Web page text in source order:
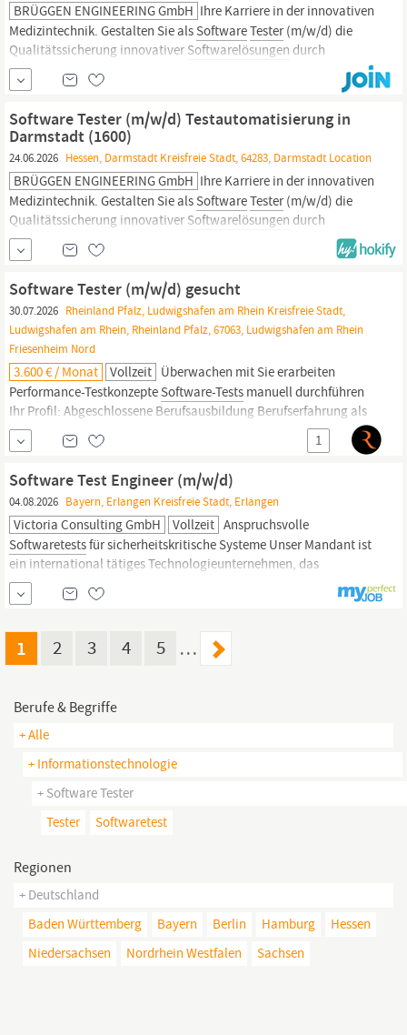
BRÜGGEN ENGINEERING GmbH Ihre Karriere in der innovativen
Medizintechnik. Gestalten Sie als SoftwareTester(m/w/d) die
Qualitätssicherung innovativer Softwarelösungen durch
automatisierte Tests. In dieser Position übernehmen Sie eine
zentrale Rolle in der Entwicklung und Qualitätssicherung von
Mit Ihrer...
Software Tester (m/w/d) Testautomatisierung in
Darmstadt (1600)
24.06.2026 Hessen, Darmstadt Kreisfreie Stadt, 64283, Darmstadt Location
BRÜGGEN ENGINEERING GmbH Ihre Karriere in der innovativen
Medizintechnik. Gestalten Sie als SoftwareTester(m/w/d) die
Qualitätssicherung innovativer Softwarelösungen durch
automatisierte Tests. In dieser Position übernehmen Sie eine
zentrale Rolle in der Entwicklung und Qualitätssicherung von
Mit Ihrer...
Software Tester (m/w/d) gesucht
30.07.2026 Rheinland Pfalz, Ludwigshafen am Rhein Kreisfreie Stadt,
Ludwigshafen am Rhein, Rheinland Pfalz, 67063, Ludwigshafen am Rhein
Friesenheim Nord
3.600 € / Monat Vollzeit Überwachen mit Sie erarbeiten
Performance-Testkonzepte Software-Tests manuell durchführen
Ihr Profil: Abgeschlossene Berufsausbildung Berufserfahrung als
Softwaretester Ausgeprägtes analytisches Denken Gute Deutsch-
und Englischkenntnisse in Wort und Schrift Lösungsorientierte
Herangehensweise Weitere Infos: Branche des Arbeitgebers:
1
Software Test Engineer (m/w/d)
04.08.2026 Bayern, Erlangen Kreisfreie Stadt, Erlangen
Victoria Consulting GmbH Vollzeit Anspruchsvolle
Softwaretestsfür sicherheitskritische Systeme Unser Mandant ist
ein international tätiges Technologieunternehmen, das
innovative
Softwarelösungen
sicherheitskritische Anwendungsbereiche entwickelt. Zur
engagierten
Software Tester Software
1 2 3 4 5 …
Berufe & Begriffe
+ Alle
+ Informationstechnologie
+ Software Tester
Tester
Softwaretest
Regionen
+ Deutschland
Baden Württemberg
Bayern Berlin Hamburg
Hessen
Niedersachsen
Nordrhein Westfalen Sachsen